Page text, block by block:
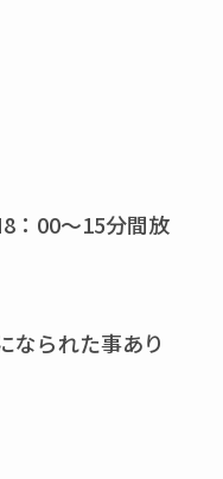
：00～15分間放
なられた事あり